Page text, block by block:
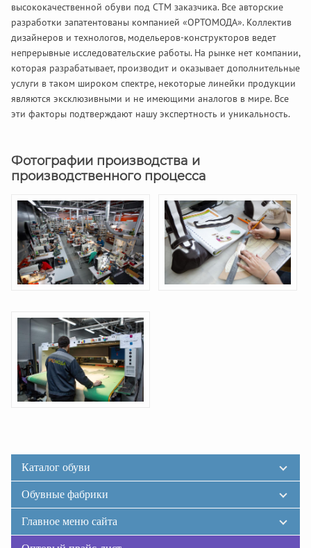
высококачественной обуви под СТМ заказчика. Все авторские
разработки запатентованы компанией «ОРТОМОДА». Коллектив
дизайнеров и технологов, модельеров-конструкторов ведет
непрерывные исследовательские работы. На рынке нет компании,
которая разрабатывает, производит и оказывает дополнительные
услуги в таком широком спектре, некоторые линейки продукции
являются эксклюзивными и не имеющими аналогов в мире. Все
эти факторы подтверждают нашу экспертность и уникальность.
Фотографии производства и
производственного процесса
Каталог обуви
Обувные фабрики
Главное меню сайта